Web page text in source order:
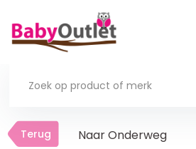
Terug
Terug Naar Onderweg